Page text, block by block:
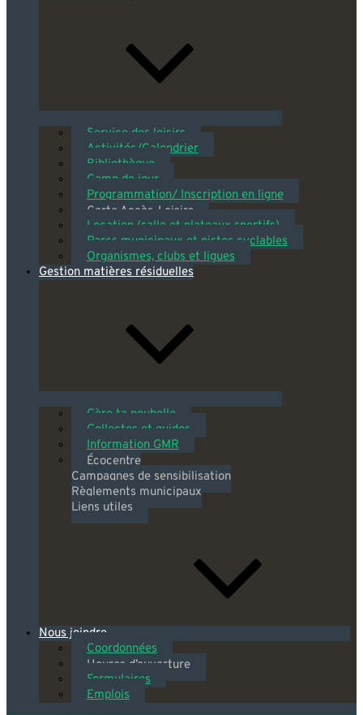
Service des loisirs
Activités/Calendrier
Bibliothèque
Camp de jour
Programmation/ Inscription en ligne
Carte Accès-Loisirs
Location (salle et plateaux sportifs)
Parcs municipaux et pistes cyclables
Organismes, clubs et ligues
Gestion matières résiduelles
Gère ta poubelle
Collectes et guides
Information GMR
Écocentre
Campagnes de sensibilisation
Règlements municipaux
Liens utiles
Nous joindre
Coordonnées
Heures d’ouverture
Formulaires
Emplois